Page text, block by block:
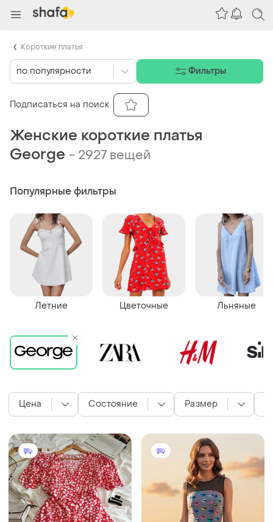
Женские короткие платья
George - 2927 вещей
Популярные фильтры
Летние Цветочные Льняные
Цена Состояние Размер
по популярности Фильтры
Подписаться на поиск
Короткие платья